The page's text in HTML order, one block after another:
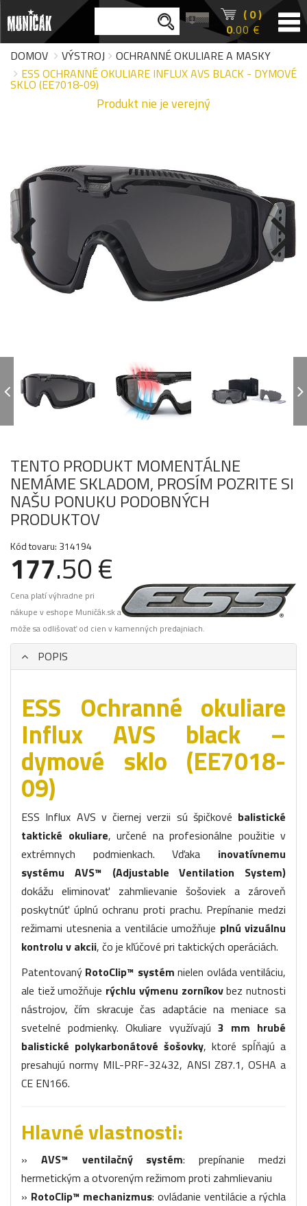
( 0 )
0.00 €
DOMOV
VÝSTROJ
OCHRANNÉ OKULIARE A MASKY
ESS OCHRANNÉ OKULIARE INFLUX AVS BLACK - DYMOVÉ
SKLO (EE7018-09)
Produkt nie je verejný
TENTO PRODUKT MOMENTÁLNE
NEMÁME SKLADOM, PROSÍM POZRITE SI
NAŠU PONUKU PODOBNÝCH
PRODUKTOV
Kód tovaru: 314194
177.50 €
Cena platí výhradne pri
nákupe v eshope Muničák.sk a
môže sa odlišovať od cien v kamenných predajniach.
POPIS
ESS Ochranné okuliare
Influx AVS black –
dymové sklo (EE7018-
09)
ESS Influx AVS v čiernej verzii sú špičkové balistické
taktické okuliare, určené na profesionálne použitie v
extrémnych podmienkach. Vďaka inovatívnemu
systému AVS™ (Adjustable Ventilation System)
dokážu eliminovať zahmlievanie šošoviek a zároveň
poskytnúť úplnú ochranu proti prachu. Prepínanie medzi
režimami utesnenia a ventilácie umožňuje plnú vizuálnu
kontrolu v akcii, čo je kľúčové pri taktických operáciách.
Patentovaný RotoClip™ systém nielen ovláda ventiláciu,
ale tiež umožňuje rýchlu výmenu zorníkovbez nutnosti
nástrojov, čím skracuje čas adaptácie na meniace sa
svetelné podmienky. Okuliare využívajú 3 mm hrubé
balistické polykarbonátové šošovky, ktoré spĺňajú a
presahujú normy MIL-PRF-32432, ANSI Z87.1, OSHA a
CE EN166.
Hlavné vlastnosti:
» AVS™ ventilačný systém: prepínanie medzi
hermetickým a otvoreným režimom proti zahmlievaniu
» RotoClip™ mechanizmus: ovládanie ventilácie a rýchla